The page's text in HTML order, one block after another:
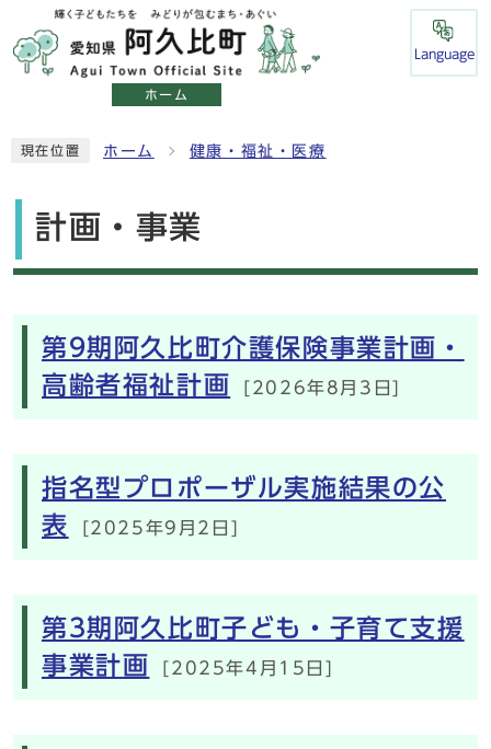
ホーム
Language
現在位置 ホーム 健康・福祉・医療
計画・事業
メインメニュー
第9期阿久比町介護保険事業計画・
高齢者福祉計画
[2026年8月3日]
指名型プロポーザル実施結果の公
表
[2025年9月2日]
第3期阿久比町子ども・子育て支援
事業計画
[2025年4月15日]